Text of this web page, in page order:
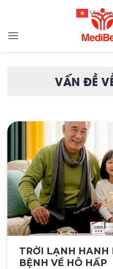
nội
dung
VẤN ĐỀ
TRỜI LẠNH HANH
BỆNH VỀ HÔ HẤP